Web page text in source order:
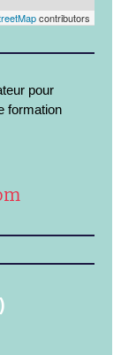
contributors
pour
formation